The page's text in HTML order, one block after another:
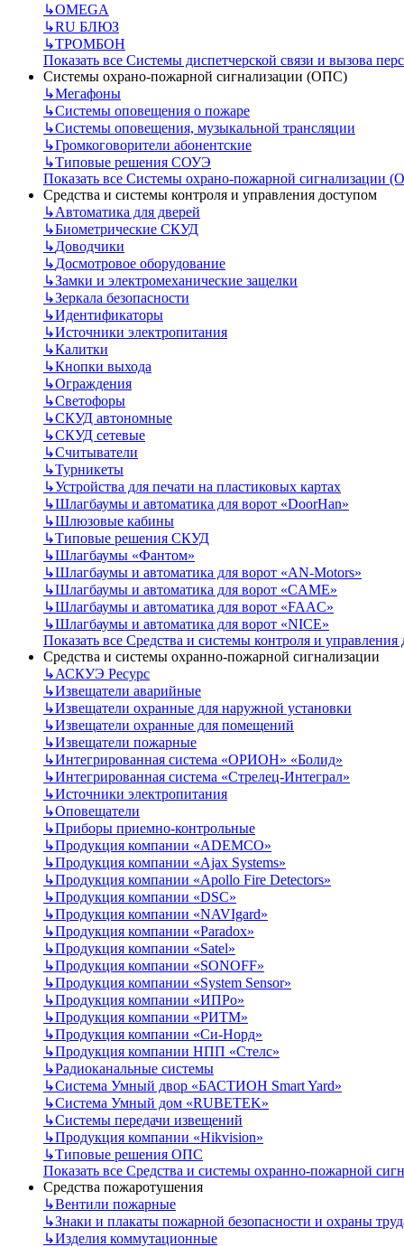
↳OMEGA
↳RU БЛЮЗ
↳ТРОМБОН
Показать все Системы диспетчерской связи и вызова
Системы охрано-пожарной сигнализации (ОПС)
↳Мегафоны
↳Системы оповещения о пожаре
↳Системы оповещения, музыкальной трансляции
↳Громкоговорители абонентские
↳Типовые решения СОУЭ
Показать все Системы охрано-пожарной сигнализации
Средства и системы контроля и управления доступом
↳Автоматика для дверей
↳Биометрические СКУД
↳Доводчики
↳Досмотровое оборудование
↳Замки и электромеханические защелки
↳Зеркала безопасности
↳Идентификаторы
↳Источники электропитания
↳Калитки
↳Кнопки выхода
↳Ограждения
↳Светофоры
↳СКУД автономные
↳СКУД сетевые
↳Считыватели
↳Турникеты
↳Устройства для печати на пластиковых картах
↳Шлагбаумы и автоматика для ворот «DoorHan»
↳Шлюзовые кабины
↳Типовые решения СКУД
↳Шлагбаумы «Фантом»
↳Шлагбаумы и автоматика для ворот «AN-Motors»
↳Шлагбаумы и автоматика для ворот «CAME»
↳Шлагбаумы и автоматика для ворот «FAAC»
↳Шлагбаумы и автоматика для ворот «NICE»
Показать все Средства и системы контроля и управления
Средства и системы охранно-пожарной сигнализации
↳АСКУЭ Ресурс
↳Извещатели аварийные
↳Извещатели охранные для наружной установки
↳Извещатели охранные для помещений
↳Извещатели пожарные
↳Интегрированная система «ОРИОН» «Болид»
↳Интегрированная система «Стрелец-Интеграл»
↳Источники электропитания
↳Оповещатели
↳Приборы приемно-контрольные
↳Продукция компании «ADEMCO»
↳Продукция компании «Ajax Systems»
↳Продукция компании «Apollo Fire Detectors»
↳Продукция компании «DSC»
↳Продукция компании «NAVIgard»
↳Продукция компании «Paradox»
↳Продукция компании «Satel»
↳Продукция компании «SONOFF»
↳Продукция компании «System Sensor»
↳Продукция компании «ИПРо»
↳Продукция компании «РИТМ»
↳Продукция компании «Си-Норд»
↳Продукция компании НПП «Стелс»
↳Радиоканальные системы
↳Система Умный двор «БАСТИОН Smart Yard»
↳Система Умный дом «RUBETEK»
↳Системы передачи извещений
↳Продукция компании «Hikvision»
↳Типовые решения ОПС
Показать все Средства и системы охранно-пожарной
Средства пожаротушения
↳Вентили пожарные
↳Знаки и плакаты пожарной безопасности и охраны
↳Изделия коммутационные